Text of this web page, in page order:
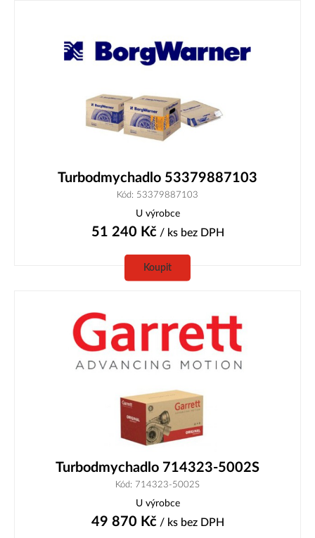
Turbodmychadlo 53379887103
Kód: 53379887103
U výrobce
51 240 Kč/ ks bez DPH
Koupit
Turbodmychadlo 714323-5002S
Kód: 714323-5002S
U výrobce
49 870 Kč/ ks bez DPH